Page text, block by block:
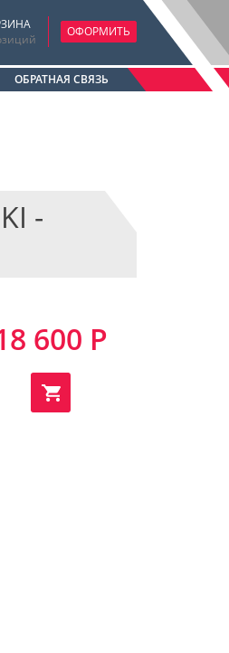
ОФОРМИТЬ
ОБРАТНАЯ СВЯЗЬ
-
600 Р